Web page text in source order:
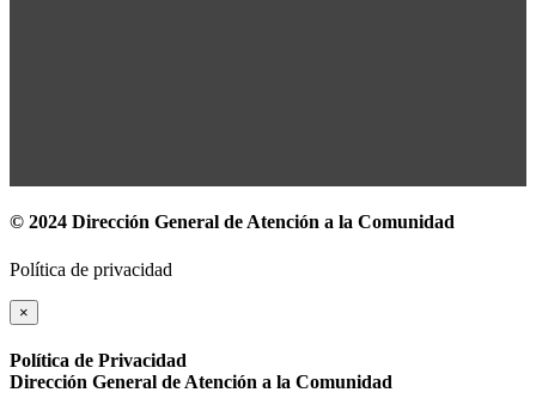
© 2024 Dirección General de Atención a la Comunidad
Política de privacidad
×
Política de Privacidad
Dirección General de Atención a la Comunidad